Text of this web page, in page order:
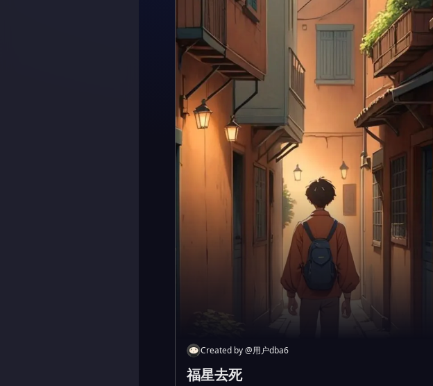
Created by@用户dba6
福星去死